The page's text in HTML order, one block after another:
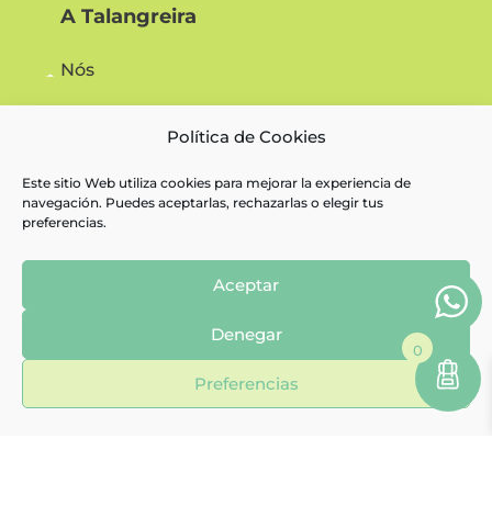
Política de Cookies
Este sitio Web utiliza cookies para mejorar la experiencia de
navegación. Puedes aceptarlas, rechazarlas o elegir tus
preferencias.
Aceptar
Denegar
Preferencias
A Talangreira
Nós
Condicións de uso e reservas
0